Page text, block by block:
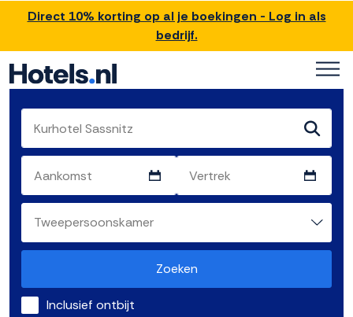
Direct 10% korting op al je boekingen - Log in als
bedrijf.
Zoeken
Inclusief ontbijt